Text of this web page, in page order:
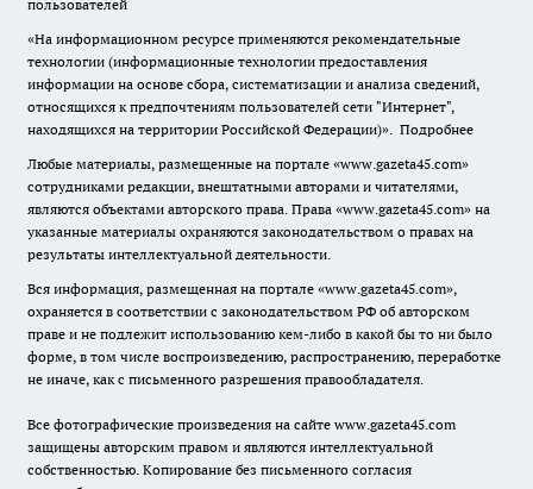
пользователей
«На информационном ресурсе применяются рекомендательные
технологии (информационные технологии предоставления
информации на основе сбора, систематизации и анализа сведений,
относящихся к предпочтениям пользователей сети "Интернет",
находящихся на территории Российской Федерации)». Подробнее
Любые материалы, размещенные на портале «www.gazeta45.com»
сотрудниками редакции, внештатными авторами и читателями,
являются объектами авторского права. Права «www.gazeta45.com» на
указанные материалы охраняются законодательством о правах на
результаты интеллектуальной деятельности.
Вся информация, размещенная на портале «www.gazeta45.com»,
охраняется в соответствии с законодательством РФ об авторском
праве и не подлежит использованию кем-либо в какой бы то ни было
форме, в том числе воспроизведению, распространению, переработке
не иначе, как с письменного разрешения правообладателя.
Все фотографические произведения на сайте www.gazeta45.com
защищены авторским правом и являются интеллектуальной
собственностью. Копирование без письменного согласия